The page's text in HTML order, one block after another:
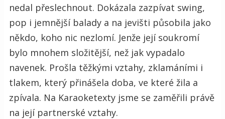
nedal přeslechnout. Dokázala zazpívat swing,
pop i jemnější balady a na jevišti působila jako
někdo, koho nic nezlomí. Jenže její soukromí
bylo mnohem složitější, než jak vypadalo
navenek. Prošla těžkými vztahy, zklamáními i
tlakem, který přinášela doba, ve které žila a
zpívala. Na Karaoketexty jsme se zaměřili právě
na její partnerské vztahy.